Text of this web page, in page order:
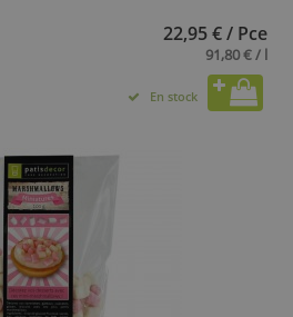
22,95 € / Pce
91,80 € / l
En stock